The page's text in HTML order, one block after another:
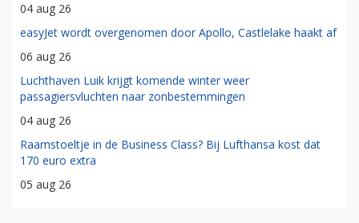
04 aug 26
easyJet wordt overgenomen door Apollo, Castlelake haakt af
06 aug 26
Luchthaven Luik krijgt komende winter weer
passagiersvluchten naar zonbestemmingen
04 aug 26
Raamstoeltje in de Business Class? Bij Lufthansa kost dat
170 euro extra
05 aug 26